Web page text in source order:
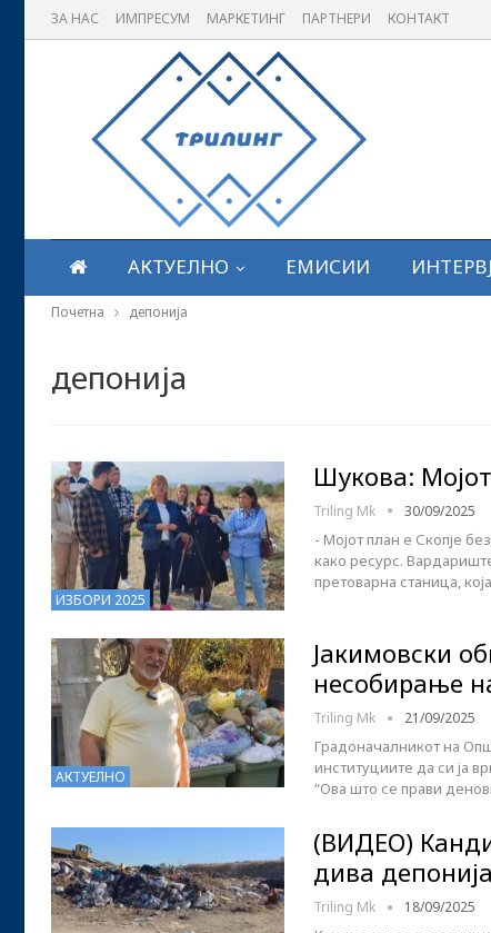
ЗА НАС ИМПРЕСУМ МАРКЕТИНГ ПАРТНЕРИ КОНТАКТ
АКТУЕЛНО ЕМИСИИ
Почетна депонија
депонија
ИЗБОРИ 2025
Шукова:
Triling Mk 30/09/2025
- Мојот план е Скопје
како ресурс.
претоварна станица,
АКТУЕЛНО
Јакимовски
несобирање
Triling Mk 21/09/2025
Градоначалникот на
институциите да си ја
“Ова што се прави
(ВИДЕО)
дива
Triling Mk 18/09/2025